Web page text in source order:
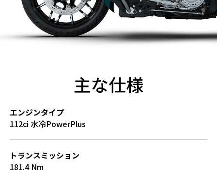
主な仕様
エンジンタイプ
112ci 水冷PowerPlus
トランスミッション
181.4 Nm